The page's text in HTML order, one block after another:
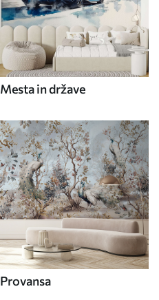
Mesta in države
Provansa